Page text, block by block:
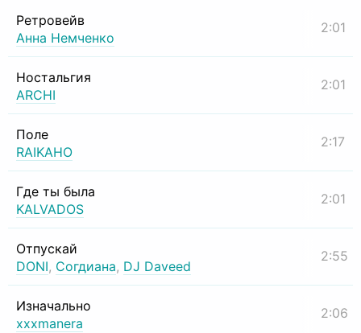
Ретровейв
Анна Немченко
2:01
Ностальгия
ARCHI
2:01
Поле
RAIKAHO
2:17
Где ты была
KALVADOS
2:01
Отпускай
DONI, Согдиана, DJ Daveed
2:55
Изначально
xxxmanera
2:06